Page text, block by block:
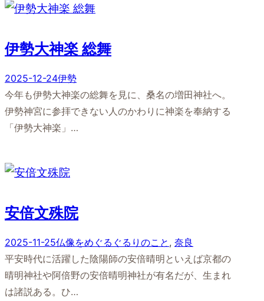
伊勢大神楽 総舞
2025-12-24伊勢
今年も伊勢大神楽の総舞を見に、桑名の増田神社へ。
伊勢神宮に参拝できない人のかわりに神楽を奉納する
「伊勢大神楽」…
安倍文殊院
2025-11-25仏像をめぐるぐるりのこと , 奈良
平安時代に活躍した陰陽師の安倍晴明といえば京都の
晴明神社や阿倍野の安倍晴明神社が有名だが、生まれ
は諸説ある。ひ…